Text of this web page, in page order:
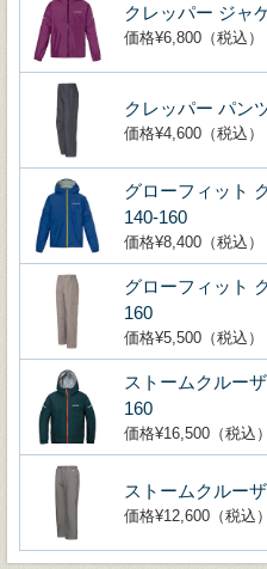
クレッパー ジャ
価格¥6,800（税込）
クレッパー パン
価格¥4,600（税込）
グローフィット
140-160
価格¥8,400（税込）
グローフィット
160
価格¥5,500（税込）
ストームクルー
160
価格¥16,500（税込）
ストームクルー
価格¥12,600（税込）